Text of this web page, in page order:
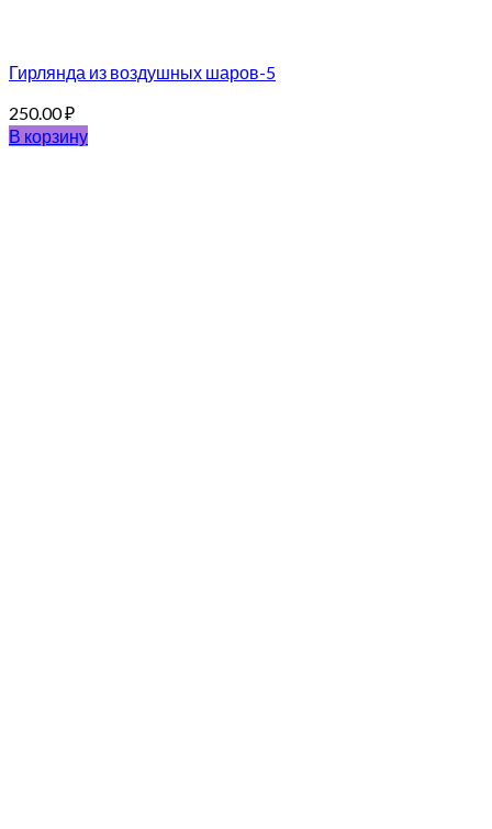
Гирлянда из воздушных шаров-5
250.00₽
В корзину